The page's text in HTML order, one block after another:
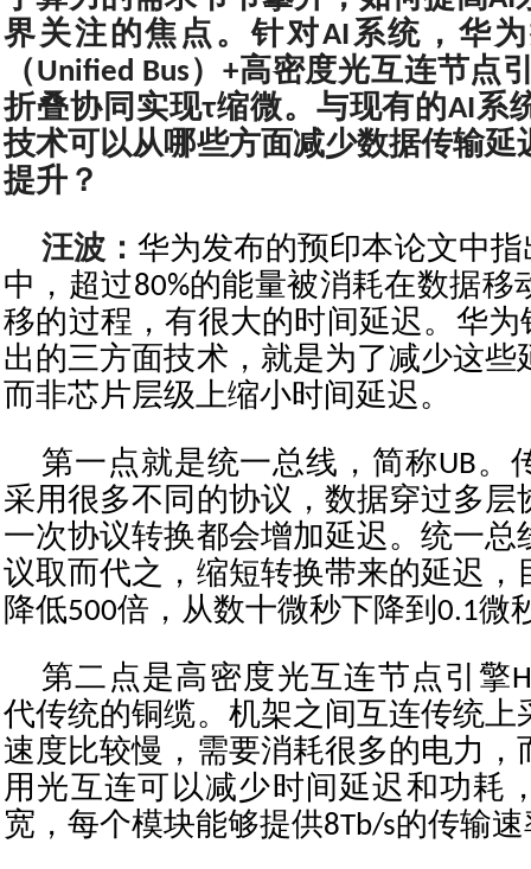
界关注的焦点。针对AI系统，华
（Unified Bus）+高密度光互连节点
折叠协同实现τ缩微。与现有的AI系
技术可以从哪些方面减少数据传输延
提升？
汪波：华为发布的预印本论文中
中，超过80%的能量被消耗在数据移
移的过程，有很大的时间延迟。华为
出的三方面技术，就是为了减少这些
而非芯片层级上缩小时间延迟。
第一点就是统一总线，简称UB。
采用很多不同的协议，数据穿过多层
一次协议转换都会增加延迟。统一总
议取而代之，缩短转换带来的延迟，
降低500倍，从数十微秒下降到0.1微
第二点是高密度光互连节点引擎
代传统的铜缆。机架之间互连传统上
速度比较慢，需要消耗很多的电力，
用光互连可以减少时间延迟和功耗
宽，每个模块能够提供8Tb/s的传输